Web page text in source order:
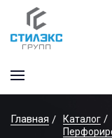
Главная Каталог